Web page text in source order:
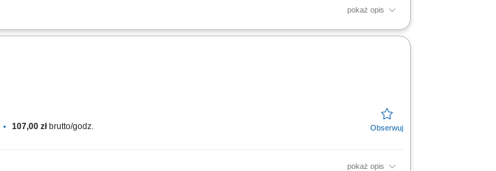
pokaż opis
Instalacja urządzeń sanitarnych, takich jak umywalki, prysznice, wanny i toalety.
107,00 złbrutto/godz.
pokaż opis